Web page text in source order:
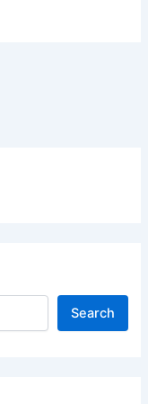
Search